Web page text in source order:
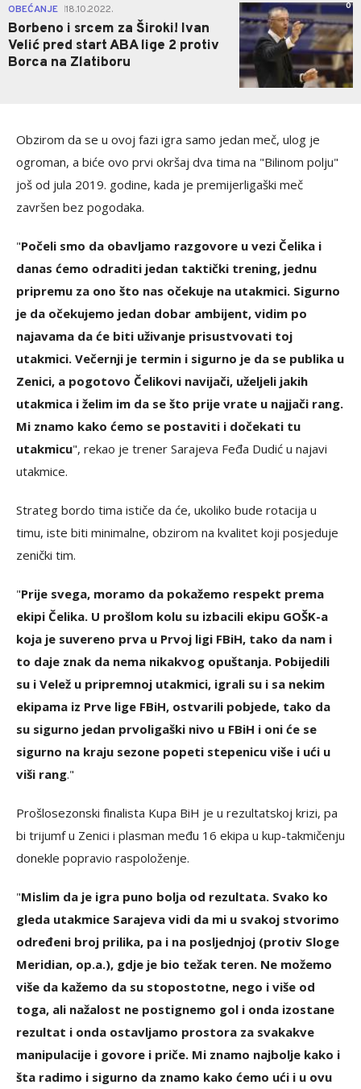
OBEĆANJE 18.10.2022.
Borbeno i srcem za Široki! Ivan
Velić pred start ABA lige 2 protiv
Borca na Zlatiboru
0
Obzirom da se u ovoj fazi igra samo jedan meč, ulog je
ogroman, a biće ovo prvi okršaj dva tima na "Bilinom polju"
još od jula 2019. godine, kada je premijerligaški meč
završen bez pogodaka.
"Počeli smo da obavljamo razgovore u vezi Čelika i
danas ćemo odraditi jedan taktički trening, jednu
pripremu za ono što nas očekuje na utakmici. Sigurno
je da očekujemo jedan dobar ambijent, vidim po
najavama da će biti uživanje prisustvovati toj
utakmici. Večernji je termin i sigurno je da se publika u
Zenici, a pogotovo Čelikovi navijači, uželjeli jakih
utakmica i želim im da se što prije vrate u najjači rang.
Mi znamo kako ćemo se postaviti i dočekati tu
utakmicu", rekao je trener Sarajeva Feđa Dudić u najavi
utakmice.
Strateg bordo tima ističe da će, ukoliko bude rotacija u
timu, iste biti minimalne, obzirom na kvalitet koji posjeduje
zenički tim.
"Prije svega, moramo da pokažemo respekt prema
ekipi Čelika. U prošlom kolu su izbacili ekipu GOŠK-a
koja je suvereno prva u Prvoj ligi FBiH, tako da nam i
to daje znak da nema nikakvog opuštanja. Pobijedili
su i Velež u pripremnoj utakmici, igrali su i sa nekim
ekipama iz Prve lige FBiH, ostvarili pobjede, tako da
su sigurno jedan prvoligaški nivo u FBiH i oni će se
sigurno na kraju sezone popeti stepenicu više i ući u
viši rang."
Prošlosezonski finalista Kupa BiH je u rezultatskoj krizi, pa
bi trijumf u Zenici i plasman među 16 ekipa u kup-takmičenju
donekle popravio raspoloženje.
"Mislim da je igra puno bolja od rezultata. Svako ko
gleda utakmice Sarajeva vidi da mi u svakoj stvorimo
određeni broj prilika, pa i na posljednjoj (protiv Sloge
Meridian, op.a.), gdje je bio težak teren. Ne možemo
više da kažemo da su stopostotne, nego i više od
toga, ali nažalost ne postignemo gol i onda izostane
rezultat i onda ostavljamo prostora za svakakve
manipulacije i govore i priče. Mi znamo najbolje kako i
šta radimo i sigurno da znamo kako ćemo ući i u ovu